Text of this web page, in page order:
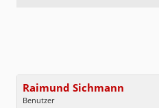
Raimund Sichmann
Benutzer